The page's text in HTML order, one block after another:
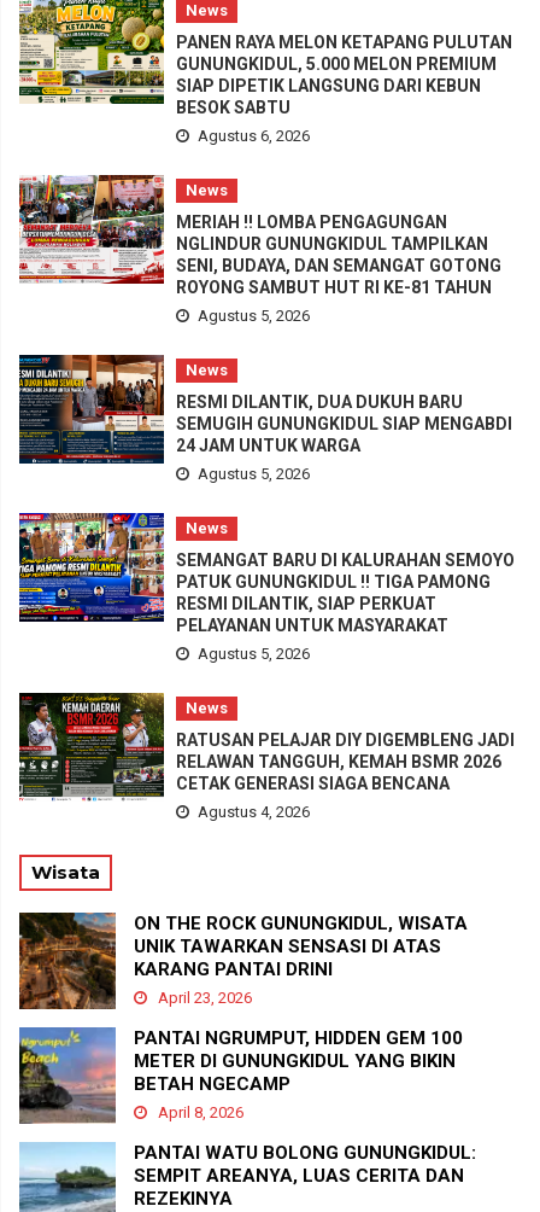
News
PANEN RAYA MELON KETAPANG PULUTAN
GUNUNGKIDUL, 5.000 MELON PREMIUM
SIAP DIPETIK LANGSUNG DARI KEBUN
BESOK SABTU
Agustus 6, 2026
News
MERIAH !! LOMBA PENGAGUNGAN
NGLINDUR GUNUNGKIDUL TAMPILKAN
SENI, BUDAYA, DAN SEMANGAT GOTONG
ROYONG SAMBUT HUT RI KE-81 TAHUN
Agustus 5, 2026
News
RESMI DILANTIK, DUA DUKUH BARU
SEMUGIH GUNUNGKIDUL SIAP MENGABDI
24 JAM UNTUK WARGA
Agustus 5, 2026
News
SEMANGAT BARU DI KALURAHAN SEMOYO
PATUK GUNUNGKIDUL !! TIGA PAMONG
RESMI DILANTIK, SIAP PERKUAT
PELAYANAN UNTUK MASYARAKAT
Agustus 5, 2026
News
RATUSAN PELAJAR DIY DIGEMBLENG JADI
RELAWAN TANGGUH, KEMAH BSMR 2026
CETAK GENERASI SIAGA BENCANA
Agustus 4, 2026
Wisata
ON THE ROCK GUNUNGKIDUL, WISATA
UNIK TAWARKAN SENSASI DI ATAS
KARANG PANTAI DRINI
April 23, 2026
PANTAI NGRUMPUT, HIDDEN GEM 100
METER DI GUNUNGKIDUL YANG BIKIN
BETAH NGECAMP
April 8, 2026
PANTAI WATU BOLONG GUNUNGKIDUL:
SEMPIT AREANYA, LUAS CERITA DAN
REZEKINYA